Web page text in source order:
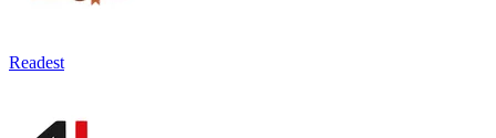
Readest